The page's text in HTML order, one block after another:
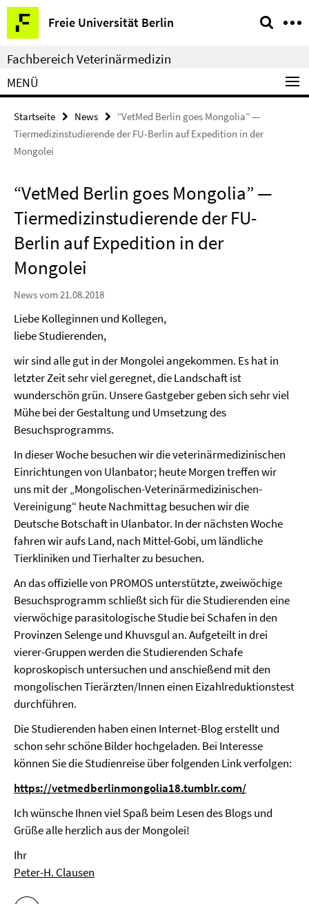
Springe
direkt
zu
Inhalt
Freie Universität Berlin
Service-
Navigation
Fachbereich Veterinärmedizin
MENÜ
Startseite News
“VetMed Berlin goes Mongolia” —
Tiermedizinstudierende der FU-Berlin auf Expedition in der
Mongolei
“VetMed Berlin goes Mongolia” —
Tiermedizinstudierende der FU-
Berlin auf Expedition in der
Mongolei
News vom 21.08.2018
Liebe Kolleginnen und Kollegen,
liebe Studierenden,
wir sind alle gut in der Mongolei angekommen. Es hat in
letzter Zeit sehr viel geregnet, die Landschaft ist
wunderschön grün. Unsere Gastgeber geben sich sehr viel
Mühe bei der Gestaltung und Umsetzung des
Besuchsprogramms.
In dieser Woche besuchen wir die veterinärmedizinischen
Einrichtungen von Ulanbator; heute Morgen treffen wir
uns mit der „Mongolischen-Veterinärmedizinischen-
Vereinigung“ heute Nachmittag besuchen wir die
Deutsche Botschaft in Ulanbator. In der nächsten Woche
fahren wir aufs Land, nach Mittel-Gobi, um ländliche
Tierkliniken und Tierhalter zu besuchen.
An das offizielle von PROMOS unterstützte, zweiwöchige
Besuchsprogramm schließt sich für die Studierenden eine
vierwöchige parasitologische Studie bei Schafen in den
Provinzen Selenge und Khuvsgul an. Aufgeteilt in drei
vierer-Gruppen werden die Studierenden Schafe
koproskopisch untersuchen und anschießend mit den
mongolischen Tierärzten/Innen einen Eizahlreduktionstest
durchführen.
Die Studierenden haben einen Internet-Blog erstellt und
schon sehr schöne Bilder hochgeladen. Bei Interesse
können Sie die Studienreise über folgenden Link verfolgen:
https://vetmedberlinmongolia18.tumblr.com/
Ich wünsche Ihnen viel Spaß beim Lesen des Blogs und
Grüße alle herzlich aus der Mongolei!
Ihr
Peter-H. Clausen